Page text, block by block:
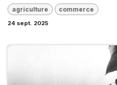
agriculture commerce
24 sept. 2025